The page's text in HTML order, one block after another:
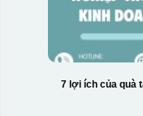
7 lợi ích của quà